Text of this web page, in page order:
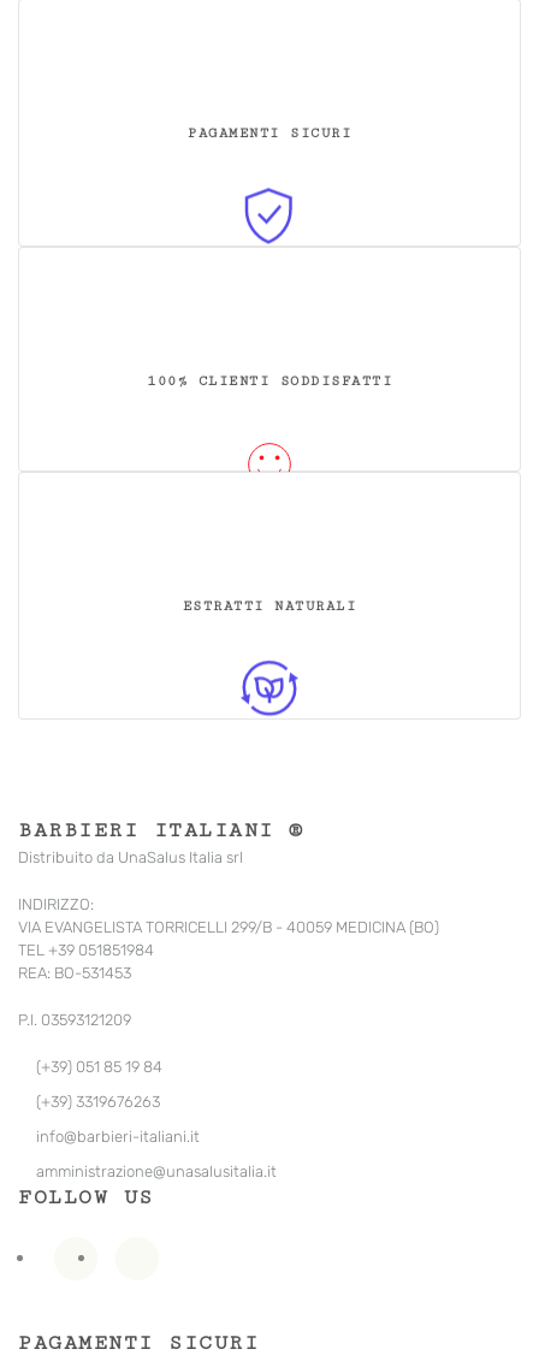
PAGAMENTI SICURI
100% CLIENTI SODDISFATTI
ESTRATTI NATURALI
BARBIERI ITALIANI ®
Distribuito da UnaSalus Italia srl
INDIRIZZO:
VIA EVANGELISTA TORRICELLI 299/B - 40059 MEDICINA (BO)
TEL +39 051851984
REA: BO-531453
P.I. 03593121209
(+39) 051 85 19 84
(+39) 3319676263
info@barbieri-italiani.it
amministrazione@unasalusitalia.it
FOLLOW US
PAGAMENTI SICURI